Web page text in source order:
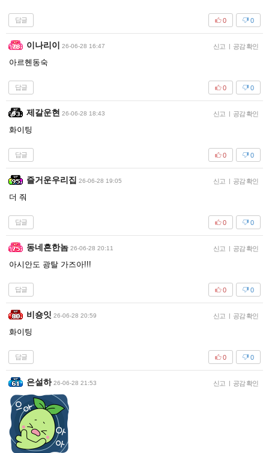
답글 0
0
이나리이 26-06-28 16:47 신고 | 공감 확인
아르헨동숙
답글 0
0
제갈운현 26-06-28 18:43 신고 | 공감 확인
화이팅
답글 0
0
즐거운우리집 26-06-28 19:05 신고 | 공감 확인
더 줘
답글 0
0
동네흔한놈 26-06-28 20:11 신고 | 공감 확인
아시안도 광탈 가즈아!!!
답글 0
0
비숑잇 26-06-28 20:59 신고 | 공감 확인
화이팅
답글 0
0
은설하 26-06-28 21:53 신고 | 공감 확인